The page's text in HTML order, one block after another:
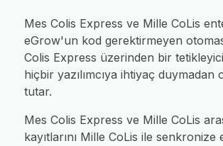
Mes Colis Express ve Mille CoLis
eGrow'un kod gerektirmeyen
Colis Express üzerinden bir
hiçbir yazılımcıya ihtiyaç
tutar.
Mes Colis Express ve Mille CoLis
kayıtlarını Mille CoLis ile